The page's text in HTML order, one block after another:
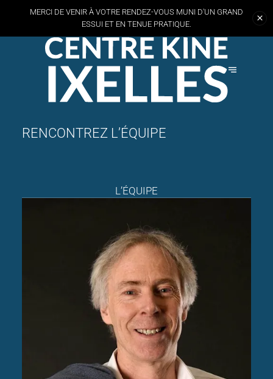
MERCI DE VENIR À VOTRE RENDEZ-VOUS MUNI D'UN GRAND
ESSUI ET EN TENUE PRATIQUE.
RENCONTREZ L’ÉQUIPE
L’ÉQUIPE